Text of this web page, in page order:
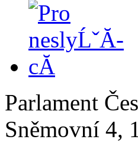
Parlament
Sněmovní 4,